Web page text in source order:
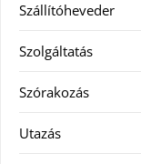
Szállítóheveder
Szolgáltatás
Szórakozás
Utazás